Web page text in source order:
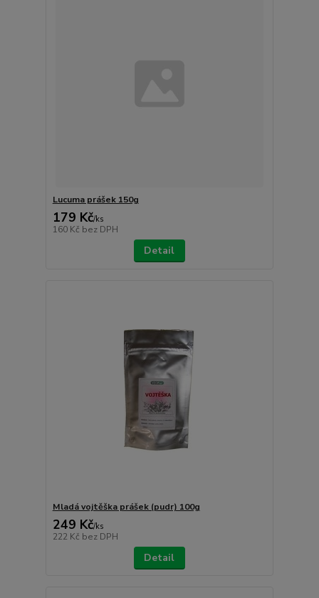
Lucuma prášek 150g
179 Kč/ks
160 Kč bez DPH
Detail
Mladá vojtěška prášek (pudr) 100g
249 Kč/ks
222 Kč bez DPH
Detail